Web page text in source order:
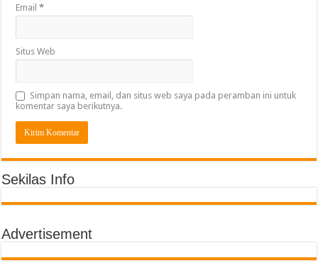
Email*
Situs Web
Simpan nama, email, dan situs web saya pada peramban ini untuk
komentar saya berikutnya.
Sekilas Info
Advertisement